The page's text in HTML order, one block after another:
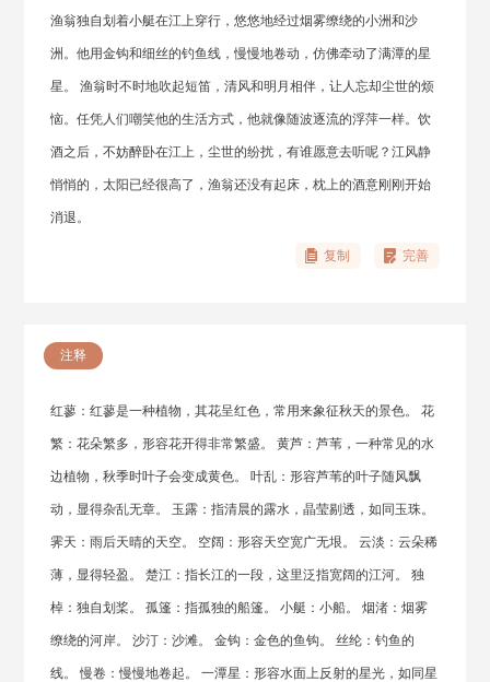
渔翁独自划着小艇在江上穿行，悠悠地经过烟雾缭绕的小洲和沙
洲。他用金钩和细丝的钓鱼线，慢慢地卷动，仿佛牵动了满潭的星
星。 渔翁时不时地吹起短笛，清风和明月相伴，让人忘却尘世的烦
恼。任凭人们嘲笑他的生活方式，他就像随波逐流的浮萍一样。饮
酒之后，不妨醉卧在江上，尘世的纷扰，有谁愿意去听呢？江风静
悄悄的，太阳已经很高了，渔翁还没有起床，枕上的酒意刚刚开始
消退。
复制 完善
注释
红蓼：红蓼是一种植物，其花呈红色，常用来象征秋天的景色。 花
繁：花朵繁多，形容花开得非常繁盛。 黄芦：芦苇，一种常见的水
边植物，秋季时叶子会变成黄色。 叶乱：形容芦苇的叶子随风飘
动，显得杂乱无章。 玉露：指清晨的露水，晶莹剔透，如同玉珠。
霁天：雨后天晴的天空。 空阔：形容天空宽广无垠。 云淡：云朵稀
薄，显得轻盈。 楚江：指长江的一段，这里泛指宽阔的江河。 独
棹：独自划桨。 孤篷：指孤独的船篷。 小艇：小船。 烟渚：烟雾
缭绕的河岸。 沙汀：沙滩。 金钩：金色的鱼钩。 丝纶：钓鱼的
线。 慢卷：慢慢地卷起。 一潭星：形容水面上反射的星光，如同星